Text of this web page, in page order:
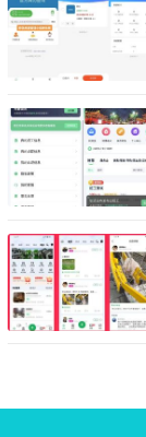
分